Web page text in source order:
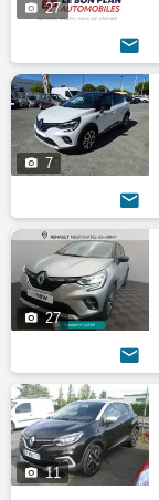
 27

 7

 27

 11